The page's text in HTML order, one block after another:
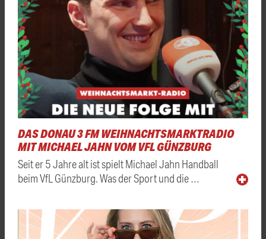
DAS DONAU 3 FM WEIHNACHTSMARKTRADIO
MIT MICHAEL JAHN VOM VFL GÜNZBURG
Seit er 5 Jahre alt ist spielt Michael Jahn Handball
beim VfL Günzburg. Was der Sport und die …